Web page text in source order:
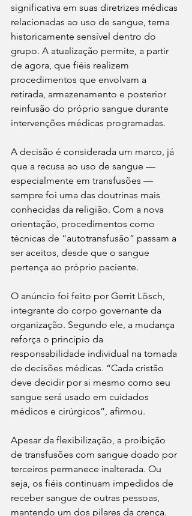
significativa em suas diretrizes médicas
relacionadas ao uso de sangue, tema
historicamente sensível dentro do
grupo. A atualização permite, a partir
de agora, que fiéis realizem
procedimentos que envolvam a
retirada, armazenamento e posterior
reinfusão do próprio sangue durante
intervenções médicas programadas.
A decisão é considerada um marco, já
que a recusa ao uso de sangue —
especialmente em transfusões —
sempre foi uma das doutrinas mais
conhecidas da religião. Com a nova
orientação, procedimentos como
técnicas de “autotransfusão” passam a
ser aceitos, desde que o sangue
pertença ao próprio paciente.
O anúncio foi feito por Gerrit Lösch,
integrante do corpo governante da
organização. Segundo ele, a mudança
reforça o princípio da
responsabilidade individual na tomada
de decisões médicas. “Cada cristão
deve decidir por si mesmo como seu
sangue será usado em cuidados
médicos e cirúrgicos”, afirmou.
Apesar da flexibilização, a proibição
de transfusões com sangue doado por
terceiros permanece inalterada. Ou
seja, os fiéis continuam impedidos de
receber sangue de outras pessoas,
mantendo um dos pilares da crença.